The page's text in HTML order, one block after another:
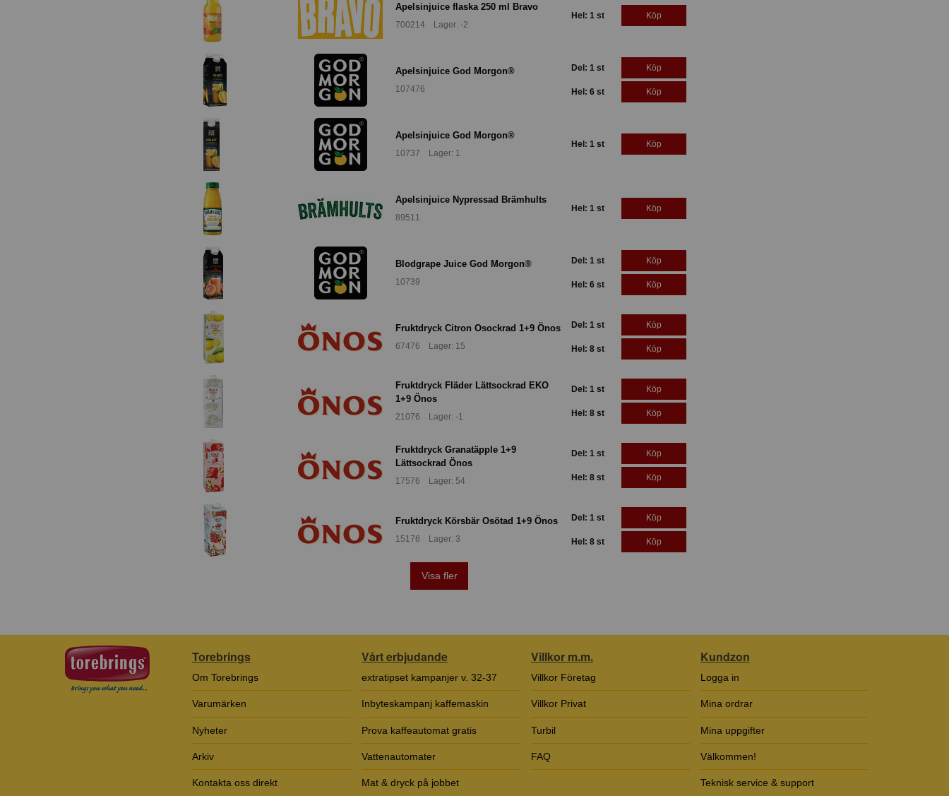
Apelsinjuice flaska 250 ml Bravo
700214 Lager: -2
Hel: 1 st Köp
Apelsinjuice God Morgon®
107476
Del: 1 st Köp
Hel: 6 st Köp
Apelsinjuice God Morgon®
10737 Lager: 1
Hel: 1 st Köp
Apelsinjuice Nypressad Brämhults
89511
Hel: 1 st Köp
Blodgrape Juice God Morgon®
10739
Del: 1 st Köp
Hel: 6 st Köp
Fruktdryck Citron Osockrad 1+9 Önos
67476 Lager: 15
Del: 1 st Köp
Hel: 8 st Köp
Fruktdryck Fläder Lättsockrad EKO
1+9 Önos
21076 Lager: -1
Del: 1 st Köp
Hel: 8 st Köp
Fruktdryck Granatäpple 1+9
Lättsockrad Önos
17576 Lager: 54
Del: 1 st Köp
Hel: 8 st Köp
Fruktdryck Körsbär Osötad 1+9 Önos
15176 Lager: 3
Del: 1 st Köp
Hel: 8 st Köp
Visa fler
Torebrings
Om Torebrings
Varumärken
Nyheter
Arkiv
Kontakta oss direkt
Vårt erbjudande
extratipset kampanjer v. 32-37
Inbyteskampanj kaffemaskin
Prova kaffeautomat gratis
Vattenautomater
Mat & dryck på jobbet
Villkor m.m.
Villkor Företag
Villkor Privat
Turbil
FAQ
Kundzon
Logga in
Mina ordrar
Mina uppgifter
Välkommen!
Teknisk service & support